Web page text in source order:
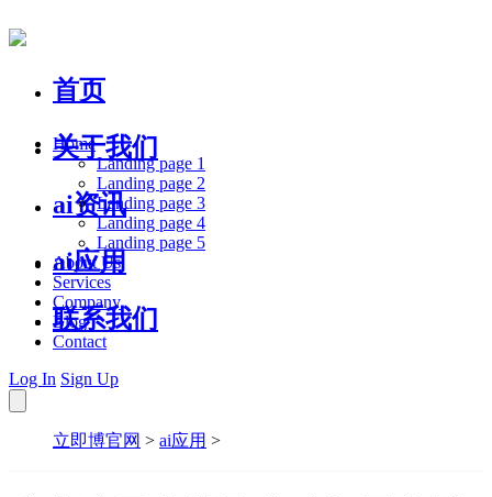
首页
关于我们
ai资讯
ai应用
联系我们
Home
Landing page 1
Landing page 2
Landing page 3
Landing page 4
Landing page 5
About Us
Services
Company
Blog
Contact
Log In Sign Up
立即博官网 > ai应用 >